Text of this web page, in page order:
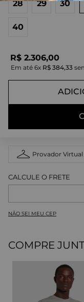
28 29 30
40
R$ 2.306,00
Em até 6x R$ 384,33
Provador Virtual
NÃO SEI MEU CEP
COMPRE